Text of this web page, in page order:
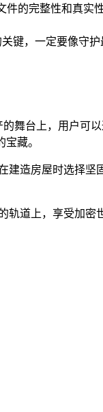
的完整性和真实
键，一定要像守
舞台上，用户可
藏。
建造房屋时选择坚
道上，享受加密